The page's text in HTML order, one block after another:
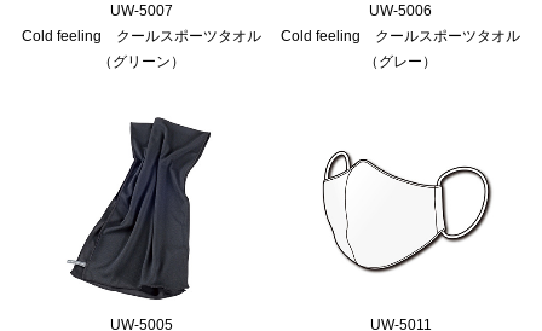
UW-5007
Cold feeling クールスポーツタオル
（グリーン）
UW-5006
Cold feeling クールスポーツタオル
（グレー）
UW-5005
UW-5011